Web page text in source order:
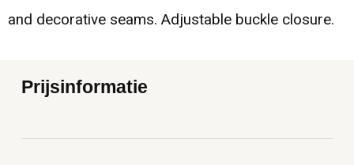
and decorative seams. Adjustable buckle closure.
Prijsinformatie